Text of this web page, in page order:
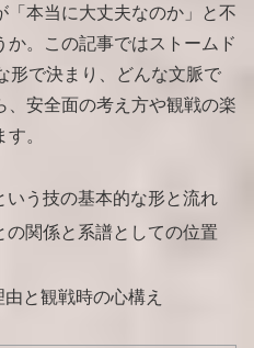
本当に大丈夫なのか」と不
。この記事ではストームド
形で決まり、どんな文脈で
安全面の考え方や観戦の楽
。
いう技の基本的な形と流れ
の関係と系譜としての位置
と観戦時の心構え